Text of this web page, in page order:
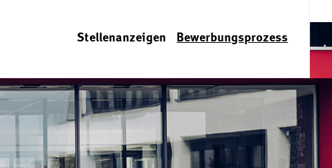
Stellenanzeigen Bewerbungsprozess